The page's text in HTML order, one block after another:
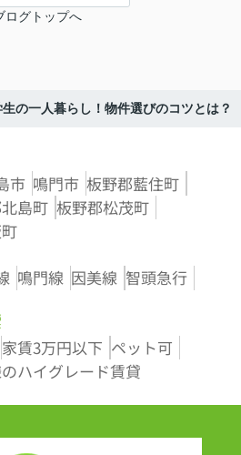
ログトップへ
の一人暮らし！物件選びのコツとは？
市 鳴門市 板野郡藍住町
島町 板野郡松茂町
鳴門線 因美線 智頭急行
家賃3万円以下 ペット可
ハイグレード賃貸